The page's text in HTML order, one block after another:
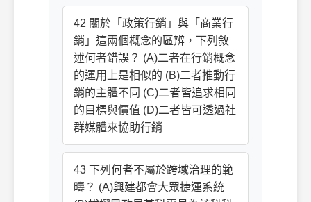
42 關於「政策行銷」與「商業行
銷」這兩個概念的區辨，下列敘
述何者錯誤？ (A)二者在行銷概念
的運用上是相似的 (B)二者推動行
銷的主體不同 (C)二者皆追求相同
的目標與價值 (D)二者皆可透過社
群媒體來協助行銷
43 下列何者不屬於跨域治理的範
疇？ (A)興建都會大眾捷運系統